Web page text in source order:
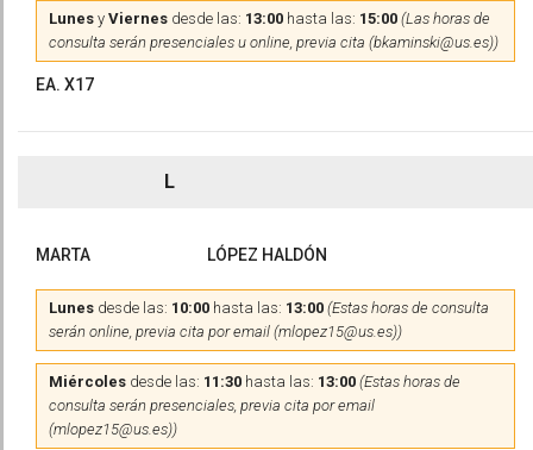
Lunes y Viernes desde las: 13:00 hasta las: 15:00 (Las horas de
consulta serán presenciales u online, previa cita (bkaminski@us.es))
EA. X17
L
MARTA LÓPEZ HALDÓN
Lunes desde las: 10:00 hasta las: 13:00 (Estas horas de consulta
serán online, previa cita por email (mlopez15@us.es))
Miércoles desde las: 11:30 hasta las: 13:00 (Estas horas de
consulta serán presenciales, previa cita por email
(mlopez15@us.es))